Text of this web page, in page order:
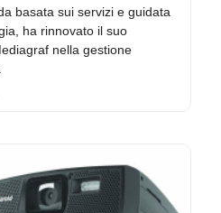
basata sui servizi e guidata
ha rinnovato il suo
nella gestione